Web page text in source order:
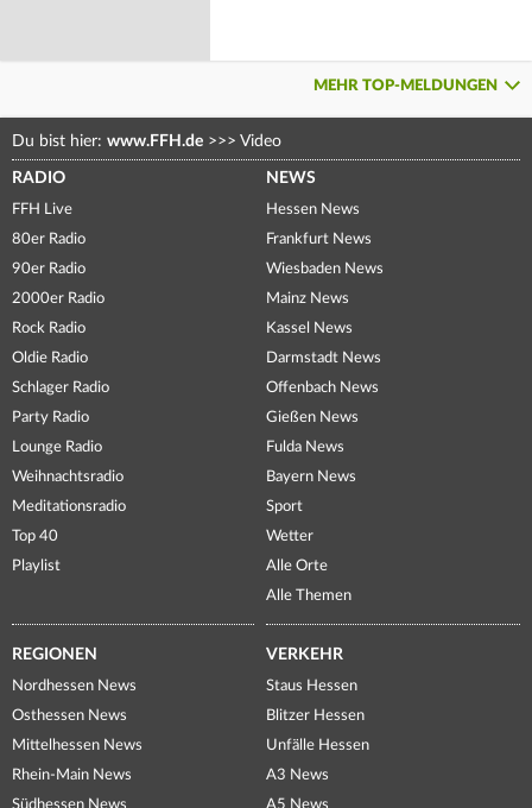
MEHR TOP-MELDUNGEN
Du bist hier: www.FFH.de >>> Video
RADIO
FFH Live
80er Radio
90er Radio
2000er Radio
Rock Radio
Oldie Radio
Schlager Radio
Party Radio
Lounge Radio
Weihnachtsradio
Meditationsradio
Top 40
Playlist
NEWS
Hessen News
Frankfurt News
Wiesbaden News
Mainz News
Kassel News
Darmstadt News
Offenbach News
Gießen News
Fulda News
Bayern News
Sport
Wetter
Alle Orte
Alle Themen
REGIONEN
Nordhessen News
Osthessen News
Mittelhessen News
Rhein-Main News
Südhessen News
VERKEHR
Staus Hessen
Blitzer Hessen
Unfälle Hessen
A3 News
A5 News